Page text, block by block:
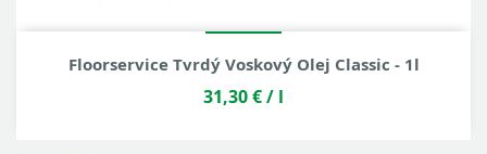
Floorservice Tvrdý Voskový Olej Classic - 1l
31,30 €/ l